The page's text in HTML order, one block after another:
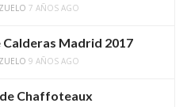
7 AÑOS AGO
Calderas Madrid 2017
9 AÑOS AGO
Chaffoteaux